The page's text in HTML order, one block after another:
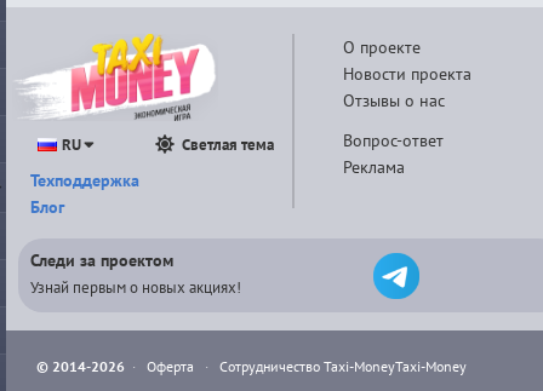
О проекте
Новости проекта
Отзывы о нас
Вопрос-ответ
Реклама
RU Светлая тема
Техподдержка
Блог
Следи за проектом
Узнай первым о новых акциях!
© 2014-2026 · Оферта · Сотрудничество Taxi-MoneyTaxi-Money